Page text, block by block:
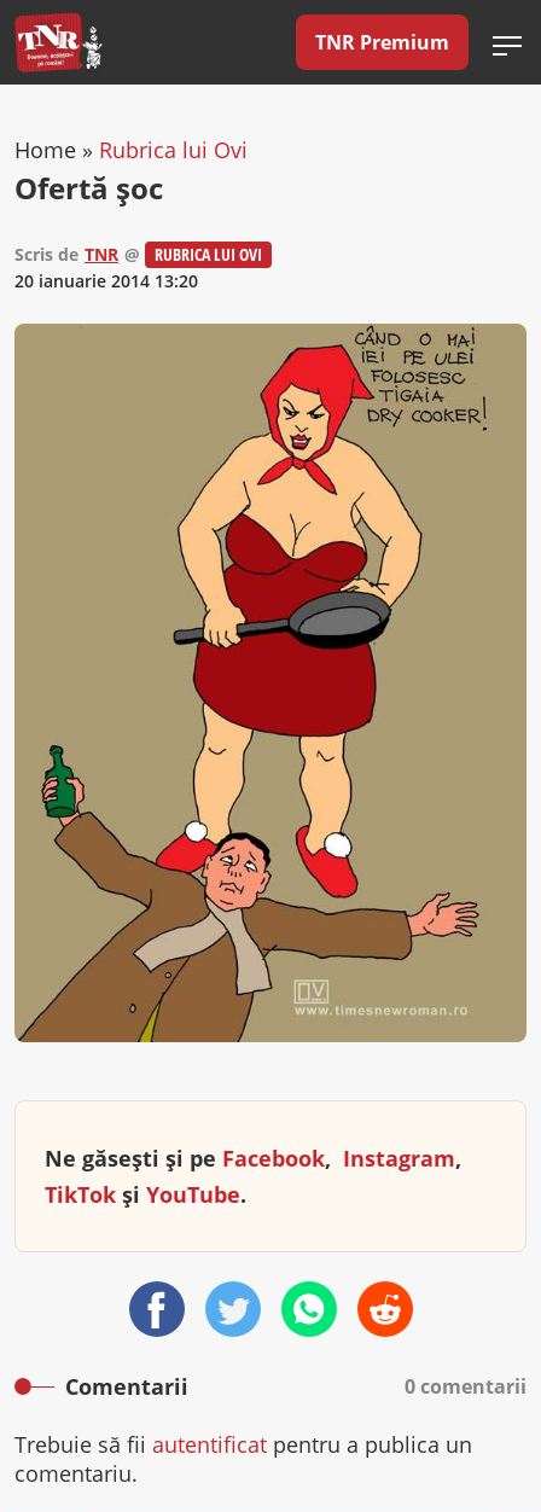
TNR Premium
Home » Rubrica lui Ovi
Ofertă şoc
Scris de TNR @
RUBRICA LUI OVI
20 ianuarie 2014 13:20
Ne găsești și pe Facebook, Instagram,
TikTok și YouTube.
Comentarii 0 comentarii
Trebuie să fii autentificat pentru a publica un
comentariu.